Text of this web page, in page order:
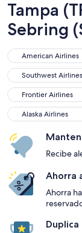
Tampa
Sebring
American Airlines
American Airlines
Southwest Airlines
Southwest Airlines
Frontier Airlines
Frontier Airlines
Alaska Airlines
Alaska Airlines
Recibe
Ahorra
Ahorra